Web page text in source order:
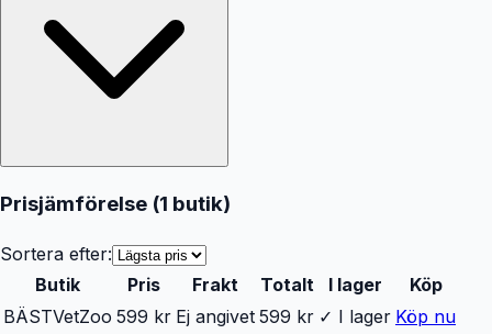
Prisjämförelse (1 butik)
Sortera efter:
Butik
Pris Frakt Totalt I lager
Köp
BÄSTVetZoo 599 kr Ej angivet 599 kr ✓ I lager Köp nu